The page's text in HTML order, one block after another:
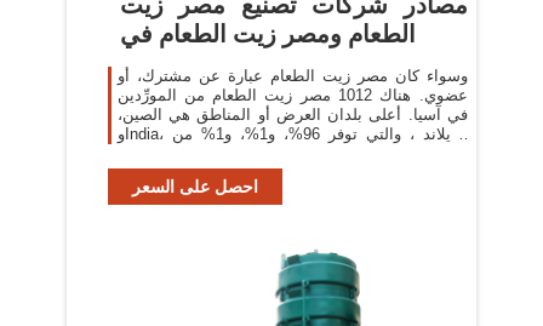
الطعام ومصر زيت الطعام في
وسواء كان مصر زيت الطعام عبارة عن مشترك، أو
عضوي. هناك 1012 مصر زيت الطعام من المورِّدين
في آسيا. أعلى بلدان العرض أو المناطق هي الصين،
وIndia، وتايلاند ، والتي توفر 96%، و1%، و1% من
احصل على السعر